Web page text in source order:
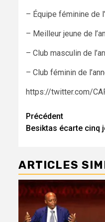
– Équipe féminine de
– Meilleur jeune de
– Club masculin de
– Club féminin de
https://twitter.com/
Navigation
d’article
Précédent
Besiktas écarte cinq
ARTICLES